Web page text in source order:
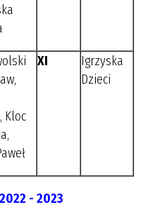
Kloc
XI
Igrzyska
Dzieci
- 2023